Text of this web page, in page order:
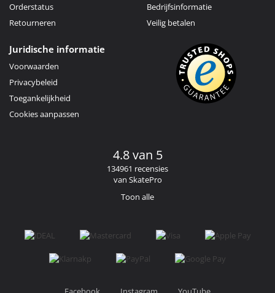
Orderstatus
Retourneren
Bedrijfsinformatie
Veilig betalen
Juridische informatie
Voorwaarden
Privacybeleid
Toegankelijkheid
Cookies aanpassen
4.8 van 5
134961 recensies
van SkatePro
Toon alle